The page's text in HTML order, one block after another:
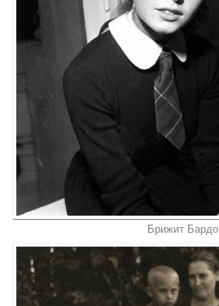
Брижит Бардо